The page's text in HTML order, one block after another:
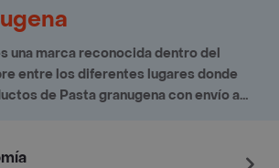
una marca reconocida dentro del
entre los diferentes lugares donde
de Pasta granugena con envío a